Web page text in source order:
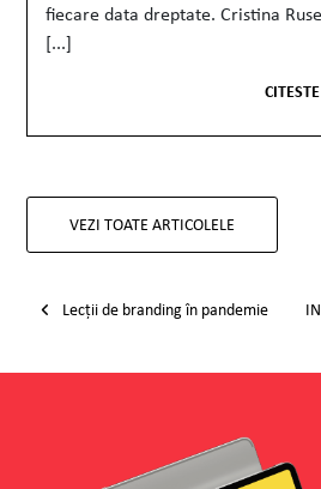
fiecare data dreptate. Cristina
[...]
VEZI TOATE ARTICOLELE
Lecții de branding în pandemie